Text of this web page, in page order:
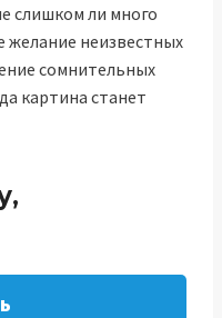
слишком ли много
желание неизвестных
сомнительных
картина станет